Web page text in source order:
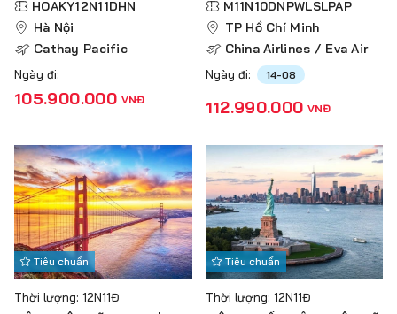
VEGAS – LOS ANGELES –
SAN DIEGO –
BAKERSFIELD – SAN JOSE
– SAN FRANCISCO
HOAKY12N11DHN
Hà Nội
Cathay Pacific
Ngày đi:
105.900.000 VNĐ
ANGELES – SAN DIEGO –
LAS VEGAS – PAGE –
ANTELOPE CANYON –
PHOENIX
M11N10DNPWLSLPAP
TP Hồ Chí Minh
China Airlines / Eva Air
Ngày đi: 14-08
112.990.000 VNĐ
Tiêu chuẩn
Thời lượng: 12N11Đ
Tiêu chuẩn
Thời lượng: 12N11Đ